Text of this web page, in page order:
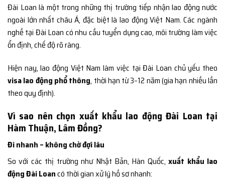
Đài Loan là một trong những thị trường tiếp nhận lao động nước
ngoài lớn nhất châu Á, đặc biệt là lao động Việt Nam. Các ngành
nghề tại Đài Loan có nhu cầu tuyển dụng cao, môi trường làm việc
ổn định, chế độ rõ ràng.
Hiện nay, lao động Việt Nam làm việc tại Đài Loan chủ yếu theo
visa lao động phổ thông, thời hạn từ 3–12 năm (gia hạn nhiều lần
theo quy định).
Vì sao nên chọn xuất khẩu lao động Đài Loan tại
Hàm Thuận, Lâm Đồng?
Đi nhanh – không chờ đợi lâu
So với các thị trường như Nhật Bản, Hàn Quốc,xuất khẩu lao
động Đài Loancó thời gian xử lý hồ sơ nhanh: